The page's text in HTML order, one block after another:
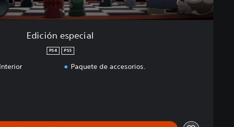
Edición especial
PS4 PS5
Paquete de accesorios.